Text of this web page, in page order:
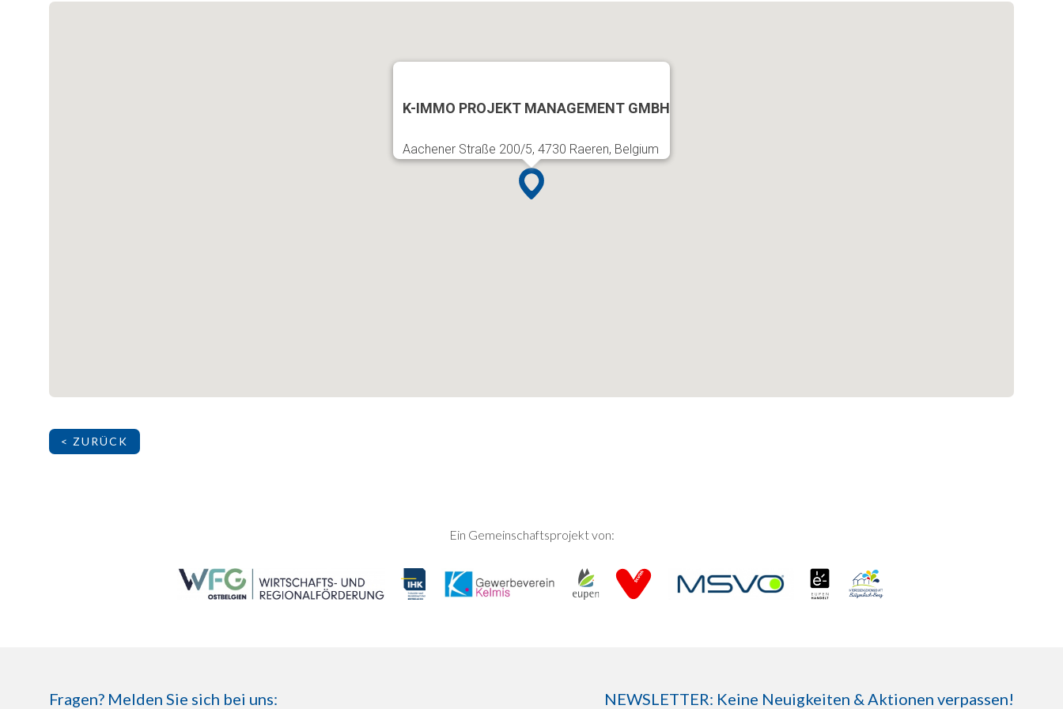
K-IMMO PROJEKT MANAGEMENT GMBH
Aachener Straße 200/5, 4730 Raeren, Belgium
< ZURÜCK
Ein Gemeinschaftsprojekt von:
Fragen? Melden Sie sich bei uns: NEWSLETTER: Keine Neuigkeiten & Aktionen verpassen!